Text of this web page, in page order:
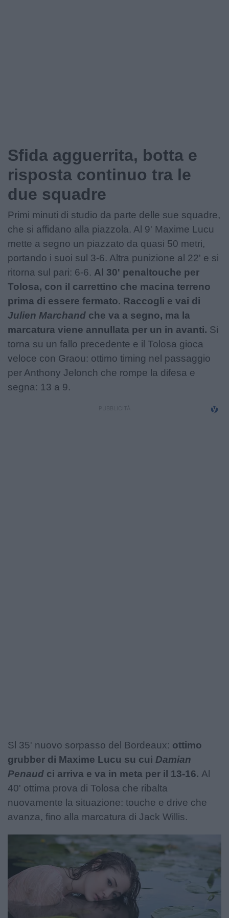
Sfida agguerrita, botta e
risposta continuo tra le
due squadre
Primi minuti di studio da parte delle sue squadre,
che si affidano alla piazzola. Al 9' Maxime Lucu
mette a segno un piazzato da quasi 50 metri,
portando i suoi sul 3-6. Altra punizione al 22' e si
ritorna sul pari: 6-6. Al 30' penaltouche per
Tolosa, con il carrettino che macina terreno
prima di essere fermato. Raccogli e vai di
Julien Marchand che va a segno, ma la
marcatura viene annullata per un in avanti. Si
torna su un fallo precedente e il Tolosa gioca
veloce con Graou: ottimo timing nel passaggio
per Anthony Jelonch che rompe la difesa e
segna: 13 a 9.
Sl 35' nuovo sorpasso del Bordeaux: ottimo
grubber di Maxime Lucu su cui Damian
Penaud ci arriva e va in meta per il 13-16. Al
40' ottima prova di Tolosa che ribalta
nuovamente la situazione: touche e drive che
avanza, fino alla marcatura di Jack Willis.